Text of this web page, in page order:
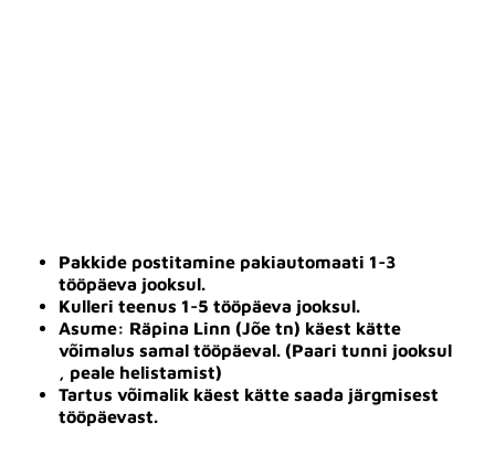
Pakkide postitamine pakiautomaati 1-3
tööpäeva jooksul.
Kulleri teenus 1-5 tööpäeva jooksul.
Asume: Räpina Linn (Jõe tn) käest kätte
võimalus samal tööpäeval. (Paari tunni jooksul
, peale helistamist)
Tartus võimalik käest kätte saada järgmisest
tööpäevast.